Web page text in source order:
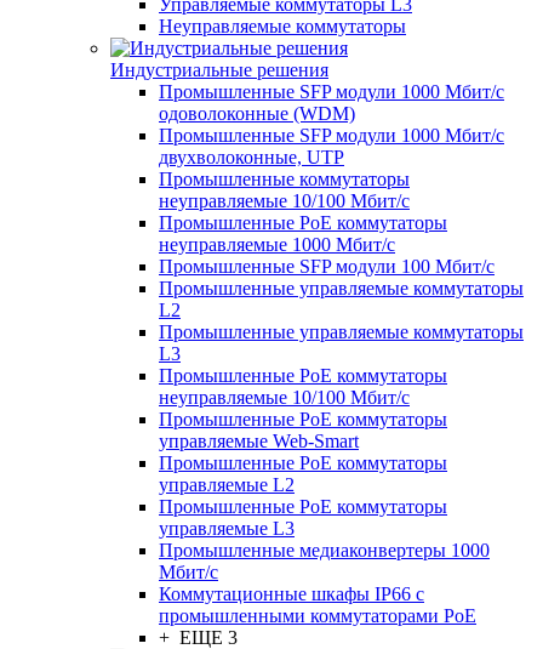
Управляемые коммутаторы L3
Неуправляемые коммутаторы
Индустриальные решения
Промышленные SFP модули 1000 Мбит/c
одоволоконные (WDM)
Промышленные SFP модули 1000 Мбит/c
двухволоконные, UTP
Промышленные коммутаторы
неуправляемые 10/100 Мбит/с
Промышленные PoE коммутаторы
неуправляемые 1000 Мбит/с
Промышленные SFP модули 100 Мбит/c
Промышленные управляемые коммутаторы
L2
Промышленные управляемые коммутаторы
L3
Промышленные PoE коммутаторы
неуправляемые 10/100 Мбит/с
Промышленные PoE коммутаторы
управляемые Web-Smart
Промышленные PoE коммутаторы
управляемые L2
Промышленные PoE коммутаторы
управляемые L3
Промышленные медиаконвертеры 1000
Мбит/с
Коммутационные шкафы IP66 c
промышленными коммутаторами PoE
+ ЕЩЕ 3